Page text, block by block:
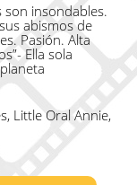
insondables.
abismos de
Pasión. Alta
Ella sola
Little Oral Annie,